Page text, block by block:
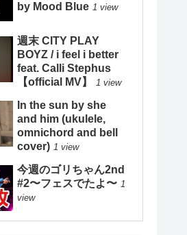
by Mood Blue 1 view
週末 CITY PLAY
BOYZ / i feel i better
feat. Calli Stephus
【official MV】
1 view
In the sun by she
and him (ukulele,
omnichord and bell
cover) 1 view
今週のゴリちゃん2nd
#2〜フェスでたよ〜 1
view